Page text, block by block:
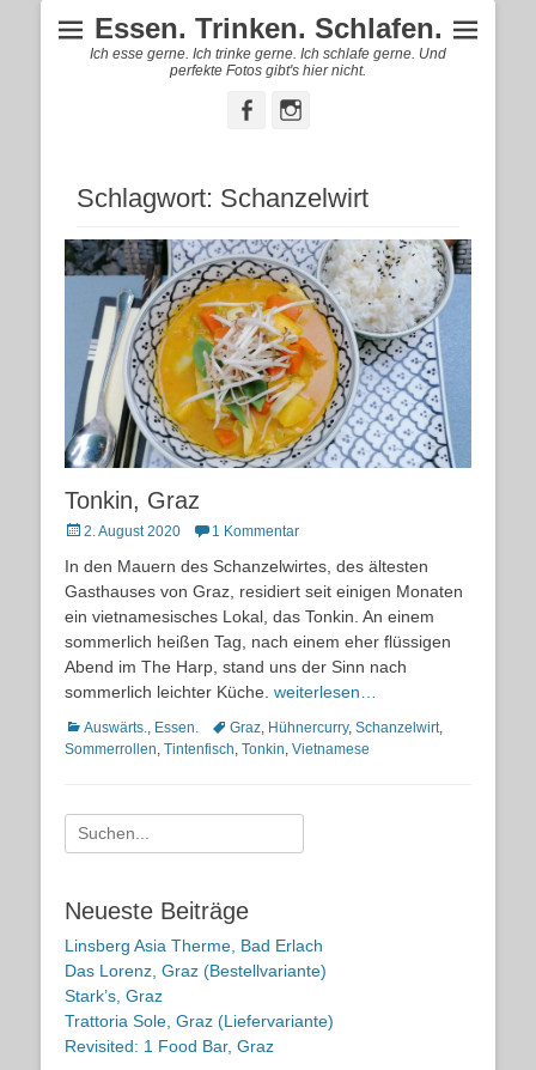
Essen. Trinken. Schlafen.
Ich esse gerne. Ich trinke gerne. Ich schlafe gerne. Und
perfekte Fotos gibt's hier nicht.
FacebookInstagram
Schlagwort: Schanzelwirt
Tonkin, Graz
Posted
2. August 2020 1 Kommentar
In den Mauern des Schanzelwirtes, des ältesten
Gasthauses von Graz, residiert seit einigen Monaten
ein vietnamesisches Lokal, das Tonkin. An einem
sommerlich heißen Tag, nach einem eher flüssigen
Abend im The Harp, stand uns der Sinn nach
sommerlich leichter Küche. weiterlesen…
Kategorien
Auswärts., Essen. Schlagworte
Graz, Hühnercurry, Schanzelwirt,
Sommerrollen, Tintenfisch, Tonkin, Vietnamese
Suche
nach:
Neueste Beiträge
Linsberg Asia Therme, Bad Erlach
Das Lorenz, Graz (Bestellvariante)
Stark’s, Graz
Trattoria Sole, Graz (Liefervariante)
Revisited: 1 Food Bar, Graz